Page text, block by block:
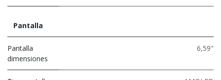
Pantalla
Pantalla
dimensiones
6,59"